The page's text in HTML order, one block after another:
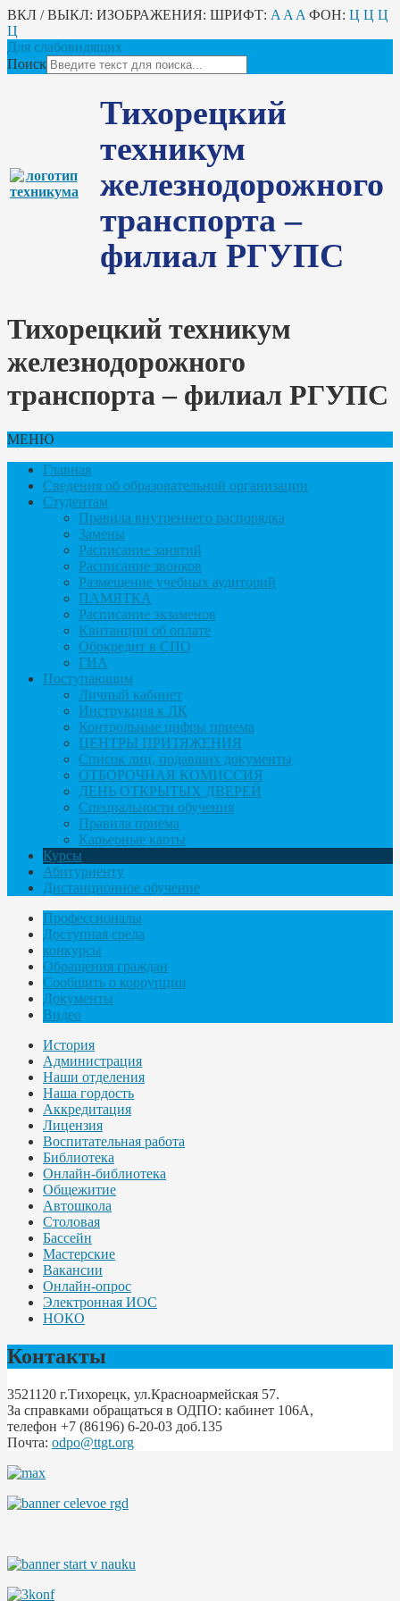
ВКЛ / ВЫКЛ: ИЗОБРАЖЕНИЯ: ШРИФТ: A A A ФОН: Ц Ц Ц
Ц
Для слабовидящих
Поиск
Тихорецкий
техникум
железнодорожного
транспорта –
филиал РГУПС
Тихорецкий техникум
железнодорожного
транспорта – филиал РГУПС
МЕНЮ
Главная
Сведения об образовательной организации
Студентам
Правила внутреннего распорядка
Замены
Расписание занятий
Расписание звонков
Размещение учебных аудиторий
ПАМЯТКА
Расписание экзаменов
Квитанции об оплате
Обркредит в СПО
ГИА
Поступающим
Личный кабинет
Инструкция к ЛК
Контрольные цифры приема
ЦЕНТРЫ ПРИТЯЖЕНИЯ
Список лиц, подавших документы
ОТБОРОЧНАЯ КОМИССИЯ
ДЕНЬ ОТКРЫТЫХ ДВЕРЕЙ
Специальности обучения
Правила приема
Карьерные карты
Курсы
Абитуриенту
Дистанционное обучение
Профессионалы
Доступная среда
конкурсы
Обращения граждан
Сообщить о коррупции
Документы
Видео
История
Администрация
Наши отделения
Наша гордость
Аккредитация
Лицензия
Воспитательная работа
Библиотека
Онлайн-библиотека
Общежитие
Автошкола
Столовая
Бассейн
Мастерские
Вакансии
Онлайн-опрос
Электронная ИОС
НОКО
Контакты
3521120 г.Тихорецк, ул.Красноармейская 57.
За справками обращаться в ОДПО: кабинет 106А,
телефон +7 (86196) 6-20-03 доб.135
Почта: odpo@ttgt.org